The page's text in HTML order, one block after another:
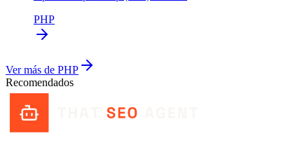
PHP
Ver más de PHP
Recomendados